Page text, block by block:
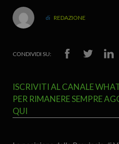
REDAZIONE
CONDIVIDI SU:
ISCRIVITI AL CANALE
PER RIMANERE SEMPRE
QUI